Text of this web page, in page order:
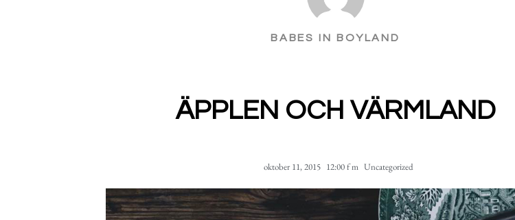
BABES IN BOYLAND
ÄPPLEN OCH VÄRMLAND
oktober 11, 2015 12:00 f m Uncategorized